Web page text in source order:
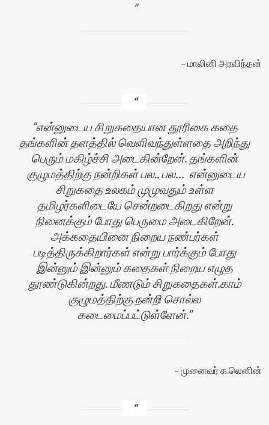
மாலினி அரவிந்தன்
என்னுடைய சிறுகதையான தூரிகை கதை
தங்களின் தளத்தில் வெளிவந்துள்ளதை அறிந்து
பெரும் மகிழ்ச்சி அடைகின்றேன். தங்களின்
குழுமத்திற்கு நன்றிகள் பல.. பல… என்னுடைய
சிறுகதை உலகம் முமுவதும் உள்ள
தமிழர்களிடையே சென்றடைகிறது என்று
நினைக்கும் போது பெருமை அடைகிறேன்.
அக்கதையினை நிறைய நண்பர்கள்
படித்திருக்கிறார்கள் என்று பார்க்கும் போது
இன்னும் இன்னும் கதைகள் நிறைய எழுத
தூண்டுகின்றது. மீணடும் சிறுகதைகள்.காம்
குழுமத்திற்கு நன்றி சொல்ல
கடைமைப்பட்டுள்ளேன்.
முனைவர் க.லெனின்